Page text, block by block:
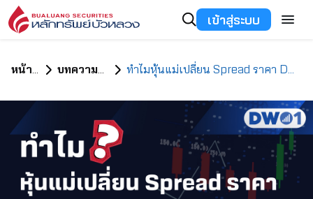
เข้าสู่ระบบ
หน้าแรก บทความทั้งหมด ทำไมหุ้นแม่เปลี่ยน Spread ราคา DW ถึงขยับเปลี่ยนไป